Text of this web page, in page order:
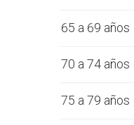
65 a 69 años
70 a 74 años
75 a 79 años